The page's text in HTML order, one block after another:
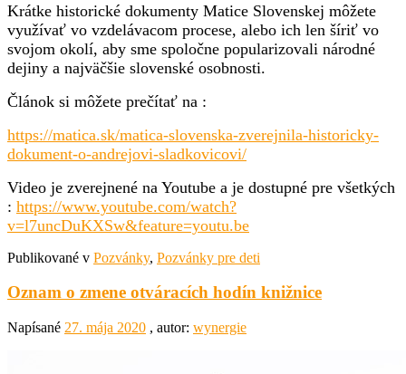
Krátke historické dokumenty Matice Slovenskej môžete
využívať vo vzdelávacom procese, alebo ich len šíriť vo
svojom okolí, aby sme spoločne popularizovali národné
dejiny a najväčšie slovenské osobnosti.
Článok si môžete prečítať na :
https://matica.sk/matica-slovenska-zverejnila-historicky-
dokument-o-andrejovi-sladkovicovi/
Video je zverejnené na Youtube a je dostupné pre všetkých
: https://www.youtube.com/watch?
v=l7uncDuKXSw&feature=youtu.be
Publikované v Pozvánky, Pozvánky pre deti
Oznam o zmene otváracích hodín knižnice
Napísané 27. mája 2020 , autor: wynergie